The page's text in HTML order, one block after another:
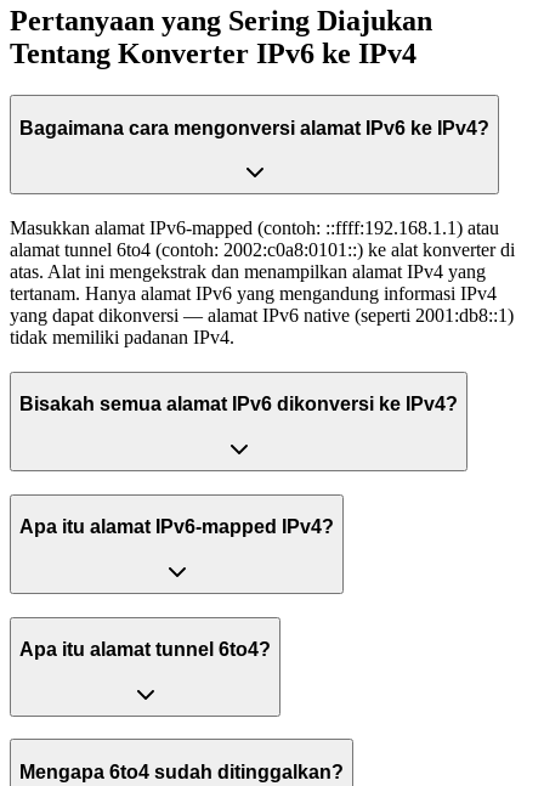
Pertanyaan yang Sering Diajukan
Tentang Konverter IPv6 ke IPv4
Bagaimana cara mengonversi alamat IPv6 ke IPv4?
Masukkan alamat IPv6-mapped (contoh: ::ffff:192.168.1.1) atau
alamat tunnel 6to4 (contoh: 2002:c0a8:0101::) ke alat konverter di
atas. Alat ini mengekstrak dan menampilkan alamat IPv4 yang
tertanam. Hanya alamat IPv6 yang mengandung informasi IPv4
yang dapat dikonversi — alamat IPv6 native (seperti 2001:db8::1)
tidak memiliki padanan IPv4.
Bisakah semua alamat IPv6 dikonversi ke IPv4?
Apa itu alamat IPv6-mapped IPv4?
Apa itu alamat tunnel 6to4?
Mengapa 6to4 sudah ditinggalkan?